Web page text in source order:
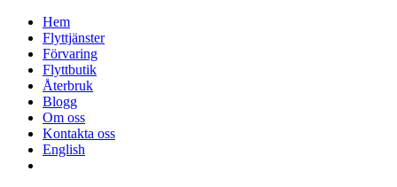
Hem
Flyttjänster
Förvaring
Flyttbutik
Återbruk
Blogg
Om oss
Kontakta oss
English